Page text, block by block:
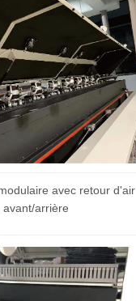
avec retour d'air
avant/arrière